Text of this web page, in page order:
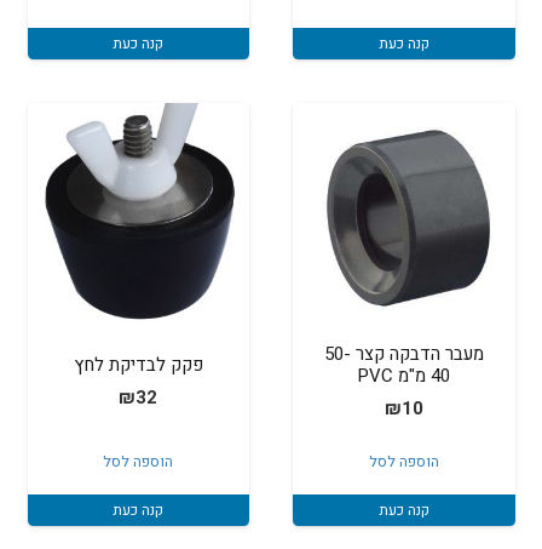
קנה כעת קנה כעת
מעבר הדבקה קצר 50-
40 מ"מ PVC
₪10
הוספה לסל
קנה כעת
פקק לבדיקת לחץ
₪32
הוספה לסל
קנה כעת